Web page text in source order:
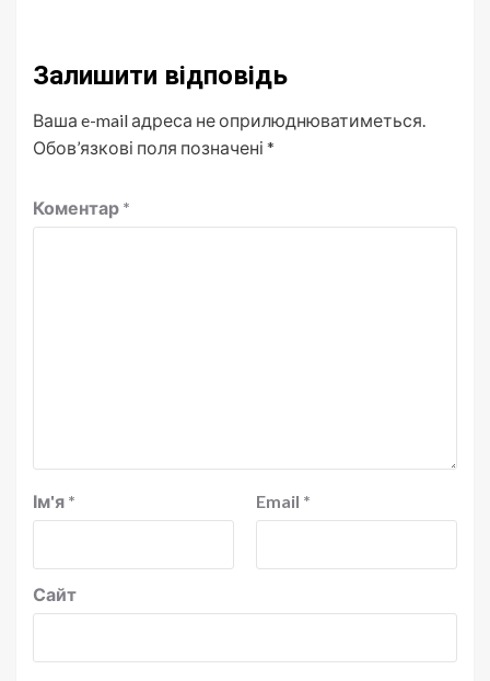
Залишити відповідь
Ваша e-mail адреса не оприлюднюватиметься.
Обов’язкові поля позначені *
Коментар *
Ім'я * Email *
Сайт